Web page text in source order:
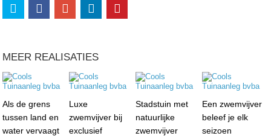
MEER REALISATIES
Als de grens
tussen land en
water vervaagt
Luxe
zwemvijver bij
exclusief
Stadstuin met
natuurlijke
zwemvijver
Een zwemvijver
beleef je elk
seizoen